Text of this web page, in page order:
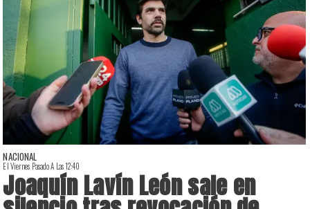
NACIONAL
El Viernes Pasado A Las 12:40
Joaquín Lavín León sale en